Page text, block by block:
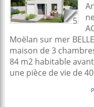
5
Moëlan sur mer
maison de 3
84 m2 habitable
une pièce de vie de